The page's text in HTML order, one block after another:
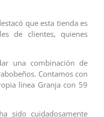
que esta tienda es
de clientes, quienes
una combinación de
Contamos con
línea Granja con 59
sido cuidadosamente